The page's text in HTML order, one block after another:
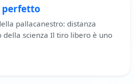
perfetto
pallacanestro: distanza
scienza Il tiro libero è uno